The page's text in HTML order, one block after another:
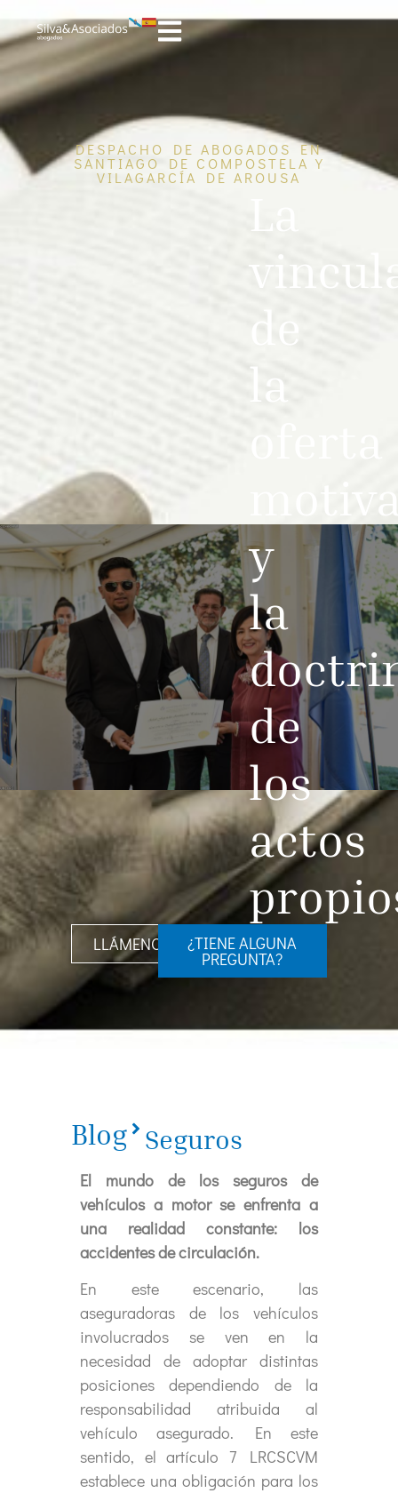
DESPACHO DE ABOGADOS EN
SANTIAGO DE COMPOSTELA Y
VILAGARCÍA DE AROUSA
La
de
la
oferta
y
la
de
los
actos
LLÁMENOS ¿TIENE ALGUNA
PREGUNTA?
Blog Seguros
El mundo de los seguros de
vehículos a motor se enfrenta a
una realidad constante: los
accidentes de circulación.
En este escenario, las
aseguradoras de los vehículos
involucrados se ven en la
necesidad de adoptar distintas
posiciones dependiendo de la
responsabilidad atribuida al
vehículo asegurado. En este
sentido, el artículo 7 LRCSCVM
establece una obligación para los